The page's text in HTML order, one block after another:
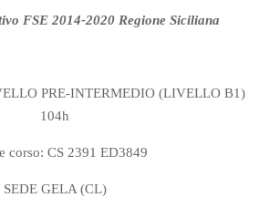
FSE 2014-2020 Regione Siciliana
PRE-INTERMEDIO (LIVELLO B1)
104h
corso: CS 2391 ED3849
SEDE GELA (CL)